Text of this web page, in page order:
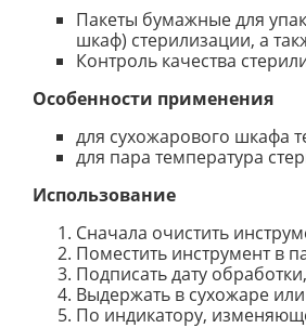
Пакеты бумажные для
шкаф) стерилизации, а
Контроль качества
Особенности применения
для сухожарового шкафа
для пара температура
Использование
Сначала очистить
Поместить инструмент в
Подписать дату
Выдержать в сухожаре
По индикатору,